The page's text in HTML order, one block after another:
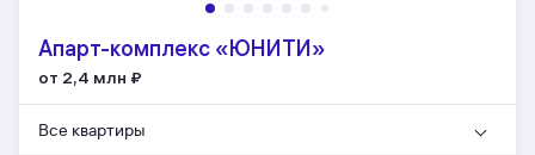
Апарт-комплекс «ЮНИТИ»
от 2,4 млн ₽
Все квартиры